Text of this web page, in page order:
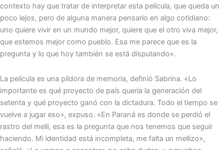
contexto hay que tratar de interpretar esta película, que queda un
poco lejos, pero de alguna manera pensarlo en algo cotidiano:
uno quiere vivir en un mundo mejor, quiere que el otro viva mejor,
que estemos mejor como pueblo. Esa me parece que es la
pregunta y lo que hoy también se está disputando».
La película es una píldora de memoria, definió Sabrina. «Lo
importante es qué proyecto de país quería la generación del
setenta y qué proyecto ganó con la dictadura. Todo el tiempo se
vuelve a jugar eso», expuso. «En Paraná es donde se perdió el
rastro del melli, esa es la pregunta que nos tenemos que seguir
haciendo. Mi identidad está incompleta, me falta un mellizo»,